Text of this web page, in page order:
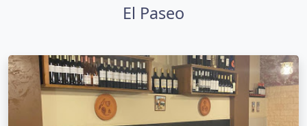
El Paseo